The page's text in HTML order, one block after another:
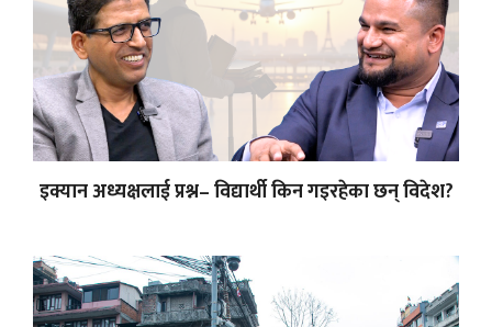
इक्यान अध्यक्षलाई प्रश्न– विद्यार्थी किन गइरहेका छन् विदेश?